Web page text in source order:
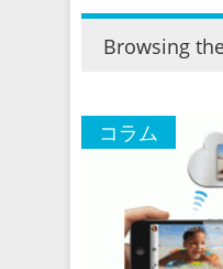
Browsing
コラム